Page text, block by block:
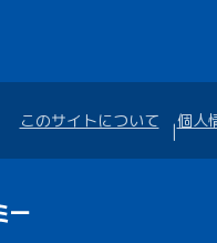
このサイトについて 個人